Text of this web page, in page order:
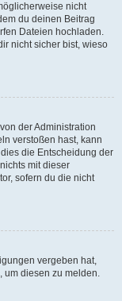
nicht
du deinen Beitrag
Dateien hochladen.
nicht sicher bist, wieso
der Administration
verstoßen hast, kann
die Entscheidung der
mit dieser
sofern du die nicht
vergeben hat,
um diesen zu melden.